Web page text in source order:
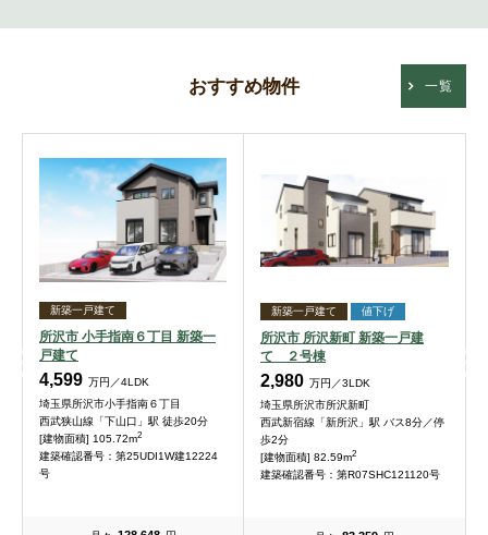
おすすめ物件 一覧
新築一戸建て
所沢市 小手指南６丁目 新築一
戸建て
4,599 万円／4LDK
埼玉県所沢市小手指南６丁目
西武狭山線「下山口」駅 徒歩20分
[建物面積] 105.72m2
建築確認番号：第25UDI1W建12224
号
新築一戸建て 値下げ
所沢市 所沢新町 新築一戸建
て ２号棟
2,980 万円／3LDK
埼玉県所沢市所沢新町
西武新宿線「新所沢」駅 バス8分／停
歩2分
[建物面積] 82.59m2
建築確認番号：第R07SHC121120号